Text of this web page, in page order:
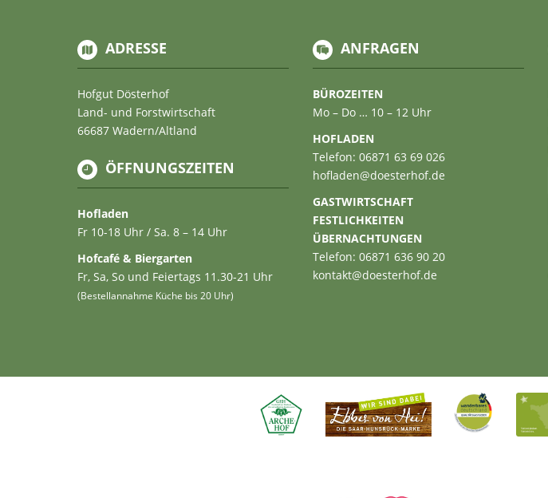
ADRESSE
Hofgut Dösterhof
Land- und Forstwirtschaft
66687 Wadern/Altland
ÖFFNUNGSZEITEN
Hofladen
Fr 10-18 Uhr / Sa. 8 – 14 Uhr
Hofcafé & Biergarten
Fr, Sa, So und Feiertags 11.30-21 Uhr
(Bestellannahme Küche bis 20 Uhr)
ANFRAGEN
BÜROZEITEN
Mo – Do … 10 – 12 Uhr
HOFLADEN
Telefon: 06871 63 69 026
hofladen@doesterhof.de
GASTWIRTSCHAFT
FESTLICHKEITEN
ÜBERNACHTUNGEN
Telefon: 06871 636 90 20
kontakt@doesterhof.de